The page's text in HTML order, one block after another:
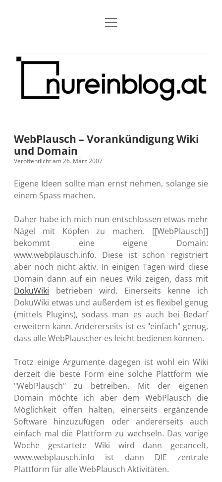
Blog
Archiv
Kontakt
Grundsätze Dropdown-
Kreativitätserklärung
Barrierefreiheit
Meine Fediverse Regeln
öffnen
barcamper.at – Die österreichische Barcamp Liste
Alleinr – Der Ruheraum im Web (externer Link)
S9y InfoCamp – Der Serendpity Podcast (externer
Impressum Dropdown-
Datenschutz
Microblog
Menü
Nur
Blog
WebPlausch – Vorankündigung Wiki
und Domain
Veröffentlicht am 26. März 2007
Eigene Ideen sollte man ernst nehmen, solange sie
einem Spass machen.
Daher habe ich mich nun entschlossen etwas mehr
Nägel mit Köpfen zu machen. [[WebPlausch]]
bekommt eine eigene Domain:
www.webplausch.info. Diese ist schon registriert
aber noch nicht aktiv. In einigen Tagen wird diese
Domain dann auf ein neues Wiki zeigen, dass mit
DokuWiki betrieben wird. Einerseits kenne ich
DokuWiki etwas und außerdem ist es flexibel genug
(mittels Plugins), sodass man es auch bei Bedarf
erweitern kann. Andererseits ist es "einfach" genug,
dass alle WebPlauscher es leicht bedienen können.
Trotz einige Argumente dagegen ist wohl ein Wiki
derzeit die beste Form eine solche Plattform wie
"WebPlausch" zu betreiben. Mit der eigenen
Domain möchte ich aber dem WebPlausch die
Möglichkeit offen halten, einerseits ergänzende
Software hinzuzufügen oder andererseits auch
einfach mal die Plattform zu wechseln. Das vorige
Woche gestartete Wiki wird dann gecancelt,
www.webplausch.info ist dann DIE zentrale
Plattform für alle WebPlausch Aktivitäten.